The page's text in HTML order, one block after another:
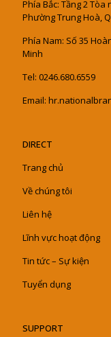
Phía Bắc: Tầng 2
Phường Trung Hoà,
Phía Nam: Số 35
Minh
Tel: 0246.680.6559
Email:
DIRECT
Trang chủ
Về chúng tôi
Liên hệ
Lĩnh vực hoạt động
Tin tức – Sự kiện
Tuyển dụng
SUPPORT